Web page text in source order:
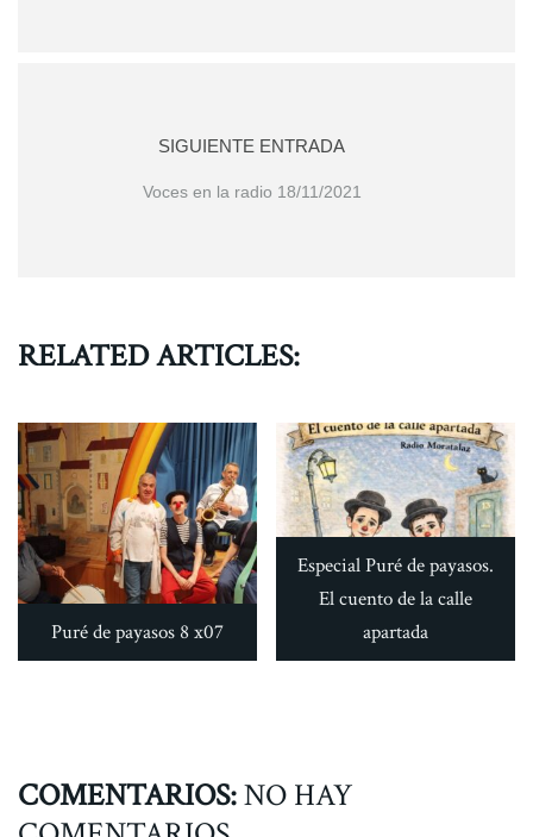
SIGUIENTE ENTRADA
Voces en la radio 18/11/2021
RELATED ARTICLES:
Puré de payasos 8 x07
Especial Puré de payasos.
El cuento de la calle
apartada
COMENTARIOS:NO HAY